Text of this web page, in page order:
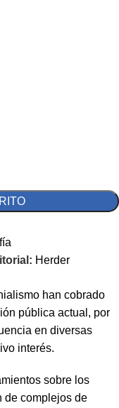
Herder
han cobrado
pública actual, por
en diversas
interés.
sobre los
de complejos de